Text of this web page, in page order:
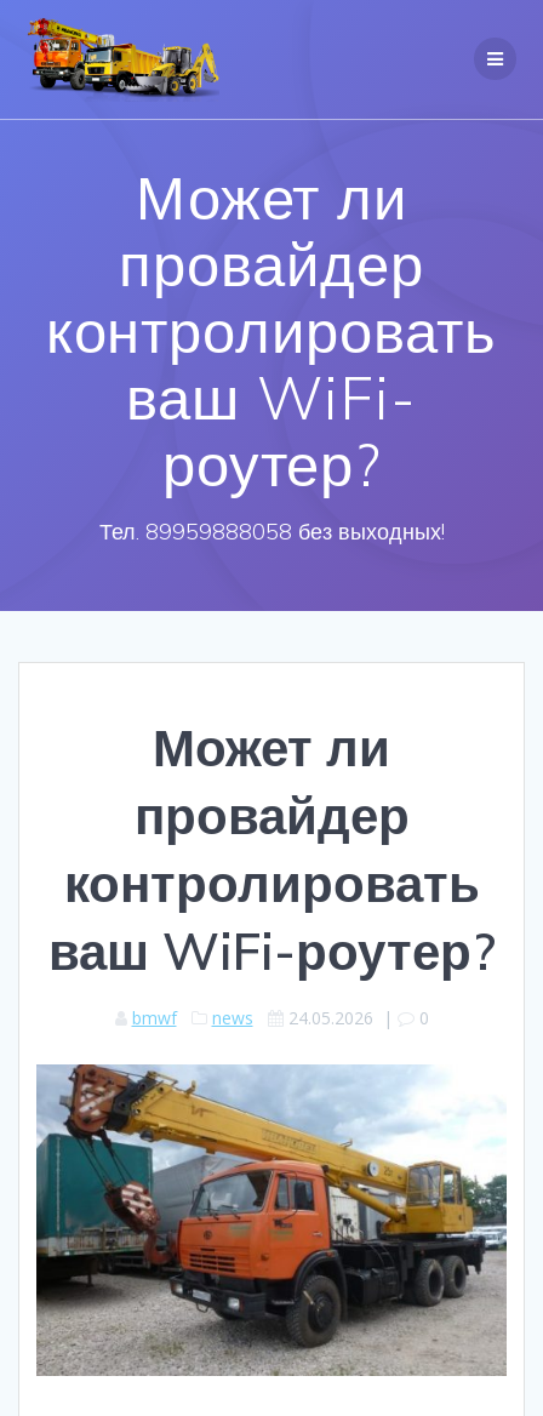
Может ли
провайдер
контролировать
ваш WiFi-
роутер?
Тел. 89959888058 без выходных!
Может ли
провайдер
контролировать
ваш WiFi-роутер?
bmwf news 24.05.2026 | 0